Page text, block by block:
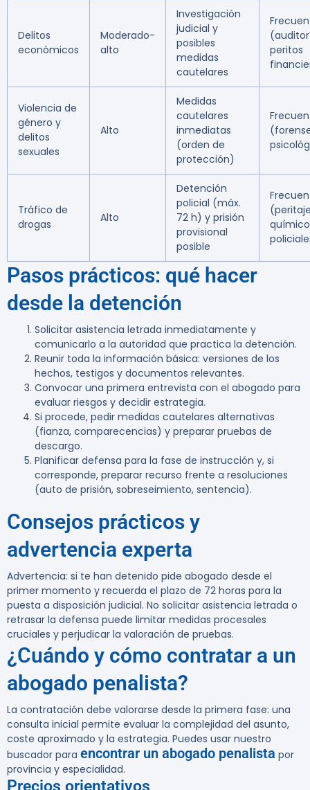
Delitos
económicos
Moderado-
alto
Investigación
judicial y
posibles
medidas
cautelares
peritos
Violencia de
género y
delitos
sexuales
Alto
Medidas
cautelares
inmediatas
(orden de
protección)
Tráfico de
drogas
Alto
Detención
policial (máx.
72 h) y prisión
provisional
posible
Pasos prácticos: qué hacer
desde la detención
Solicitar asistencia letrada inmediatamente y
comunicarlo a la autoridad que practica la detención.
Reunir toda la información básica: versiones de los
hechos, testigos y documentos relevantes.
Convocar una primera entrevista con el abogado para
evaluar riesgos y decidir estrategia.
Si procede, pedir medidas cautelares alternativas
(fianza, comparecencias) y preparar pruebas de
descargo.
Planificar defensa para la fase de instrucción y, si
corresponde, preparar recurso frente a resoluciones
(auto de prisión, sobreseimiento, sentencia).
Consejos prácticos y
advertencia experta
Advertencia: si te han detenido pide abogado desde el
primer momento y recuerda el plazo de 72 horas para la
puesta a disposición judicial. No solicitar asistencia letrada o
retrasar la defensa puede limitar medidas procesales
cruciales y perjudicar la valoración de pruebas.
¿Cuándo y cómo contratar a un
abogado penalista?
La contratación debe valorarse desde la primera fase: una
consulta inicial permite evaluar la complejidad del asunto,
coste aproximado y la estrategia. Puedes usar nuestro
buscador para encontrar un abogado penalista por
provincia y especialidad.